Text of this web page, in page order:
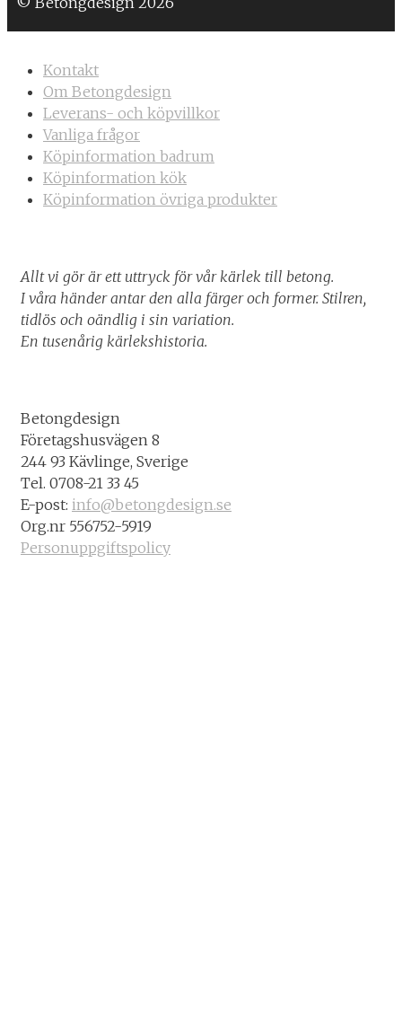
Kontakt
Om Betongdesign
Leverans- och köpvillkor
Vanliga frågor
Köpinformation badrum
Köpinformation kök
Köpinformation övriga produkter
Allt vi gör är ett uttryck för vår kärlek till betong.
I våra händer antar den alla färger och former. Stilren,
tidlös och oändlig i sin variation.
En tusenårig kärlekshistoria.
Betongdesign
Företagshusvägen 8
244 93 Kävlinge, Sverige
Tel. 0708-21 33 45
E-post: info@betongdesign.se
Org.nr 556752-5919
Personuppgiftspolicy